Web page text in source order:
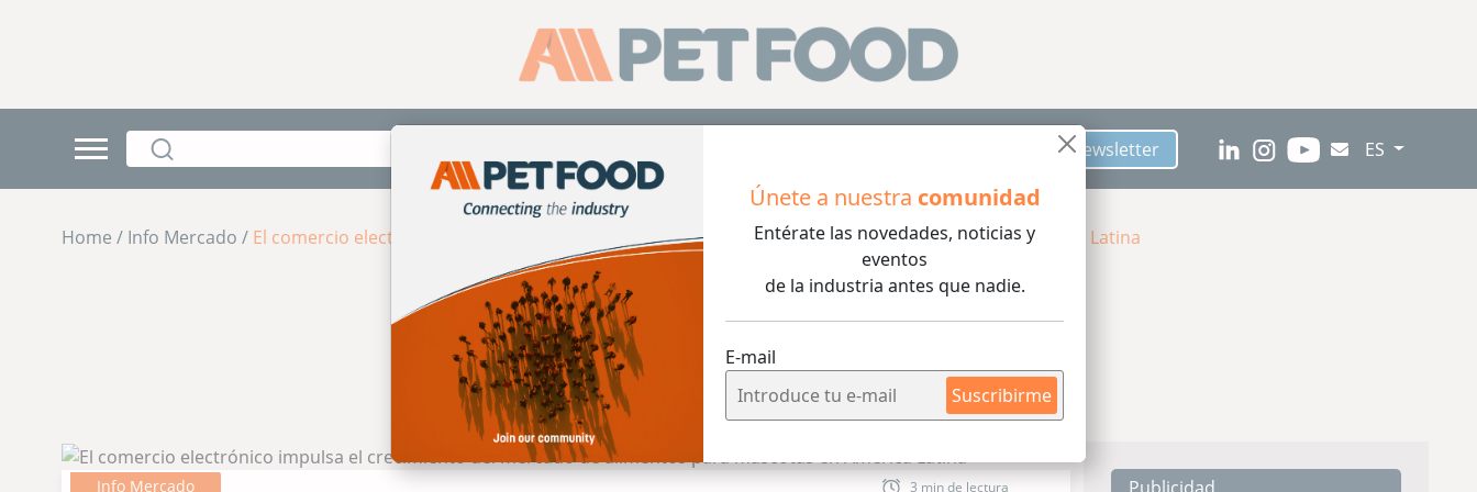
Únete a nuestra comunidad
Entérate las novedades, noticias y
eventos
de la industria antes que nadie.
E-mail
Suscribirme
Suscríbete al Newsletter ES
Home / Info Mercado / El comercio electrónico impulsa el crecimiento del mercado de alimentos para mascotas en América Latina
Info Mercado 3 min de lectura